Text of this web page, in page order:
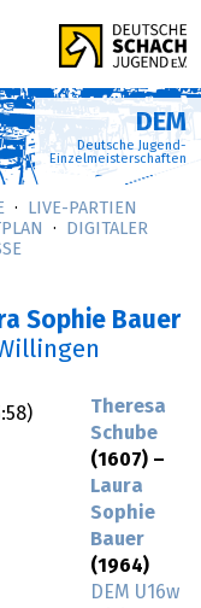
DEM
Deutsche Jugend-
Einzelmeisterschaften
LIVE-PARTIEN
DIGITALER
Sophie Bauer
)
Theresa
Schube
(1607) –
Laura
Sophie
Bauer
(1964)
DEM U16w